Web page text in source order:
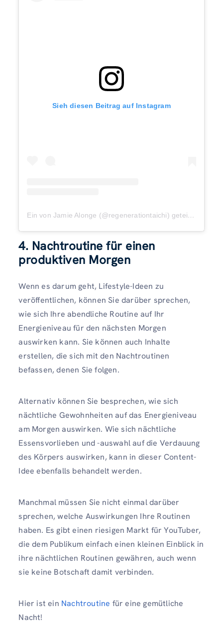
Sieh diesen Beitrag auf Instagram
Ein von Jamie Alonge (@regenerationtaichi) geteilter Beitrag
4. Nachtroutine für einen
produktiven Morgen
Wenn es darum geht, Lifestyle-Ideen zu
veröffentlichen, können Sie darüber sprechen,
wie sich Ihre abendliche Routine auf Ihr
Energieniveau für den nächsten Morgen
auswirken kann. Sie können auch Inhalte
erstellen, die sich mit den Nachtroutinen
befassen, denen Sie folgen.
Alternativ können Sie besprechen, wie sich
nächtliche Gewohnheiten auf das Energieniveau
am Morgen auswirken. Wie sich nächtliche
Essensvorlieben und -auswahl auf die Verdauung
des Körpers auswirken, kann in dieser Content-
Idee ebenfalls behandelt werden.
Manchmal müssen Sie nicht einmal darüber
sprechen, welche Auswirkungen Ihre Routinen
haben. Es gibt einen riesigen Markt für YouTuber,
die dem Publikum einfach einen kleinen Einblick in
ihre nächtlichen Routinen gewähren, auch wenn
sie keine Botschaft damit verbinden.
Hier ist ein Nachtroutine für eine gemütliche
Nacht!